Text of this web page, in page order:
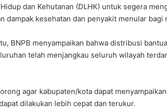
dan Kehutanan (DLHK) untuk segera
dampak kesehatan dan penyakit menular bagi
BNPB menyampaikan bahwa distribusi
telah menjangkau seluruh wilayah
agar kabupaten/kota dapat
dilakukan lebih cepat dan terukur.